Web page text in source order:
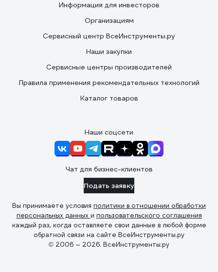
Информация для инвесторов
Организациям
Сервисный центр ВсеИнструменты.ру
Наши закупки
Сервисные центры производителей
Правила применения рекомендательных технологий
Каталог товаров
Наши соцсети
Чат для бизнес-клиентов
Подать заявку
Вы принимаете условия политики в отношении обработки
персональных данных и пользовательского соглашения
каждый раз, когда оставляете свои данные в любой форме
обратной связи на сайте ВсеИнструменты.ру
© 2006 — 2026. ВсеИнструменты.ру